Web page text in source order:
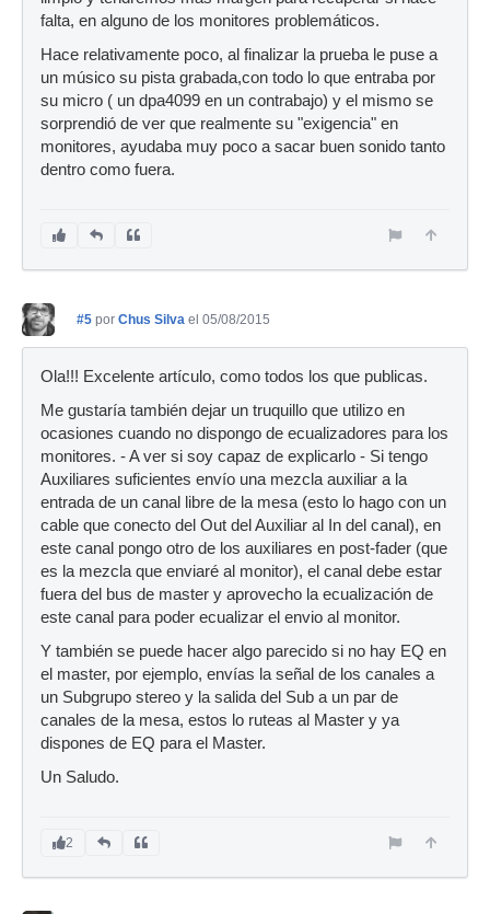
falta, en alguno de los monitores problemáticos.
Hace relativamente poco, al finalizar la prueba le puse a
un músico su pista grabada,con todo lo que entraba por
su micro ( un dpa4099 en un contrabajo) y el mismo se
sorprendió de ver que realmente su "exigencia" en
monitores, ayudaba muy poco a sacar buen sonido tanto
dentro como fuera.
#5 por Chus Silva el 05/08/2015
Ola!!! Excelente artículo, como todos los que publicas.
Me gustaría también dejar un truquillo que utilizo en
ocasiones cuando no dispongo de ecualizadores para los
monitores. - A ver si soy capaz de explicarlo - Si tengo
Auxiliares suficientes envío una mezcla auxiliar a la
entrada de un canal libre de la mesa (esto lo hago con un
cable que conecto del Out del Auxiliar al In del canal), en
este canal pongo otro de los auxiliares en post-fader (que
es la mezcla que enviaré al monitor), el canal debe estar
fuera del bus de master y aprovecho la ecualización de
este canal para poder ecualizar el envio al monitor.
Y también se puede hacer algo parecido si no hay EQ en
el master, por ejemplo, envías la señal de los canales a
un Subgrupo stereo y la salida del Sub a un par de
canales de la mesa, estos lo ruteas al Master y ya
dispones de EQ para el Master.
Un Saludo.
2